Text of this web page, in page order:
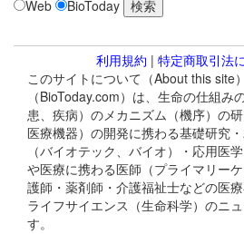
Web BioToday
利用規約 | 特定商取引法
このサイトについて（About this site
（BioToday.com）は、生命の仕組み
患、疾病）のメカニズム（機序）の研
医療機器）の開発に携わる基礎研究
（バイオテック、バイオ）・応用医
や医療に携わる医師（プライマリー
護師・薬剤師・介護福祉士などの医
ライフサイエンス（生命科学）のニ
す。